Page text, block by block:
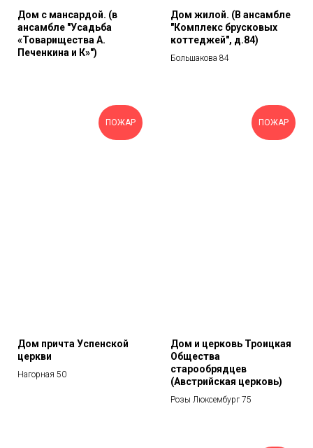
Дом с мансардой. (в
ансамбле "Усадьба
«Товарищества А.
Печенкина и К»")
Дом жилой. (В ансамбле
"Комплекс брусковых
коттеджей", д.84)
Большакова 84
ПОЖАР
Дом причта Успенской
церкви
Нагорная 50
ПОЖАР
Дом и церковь Троицкая
Общества
старообрядцев
(Австрийская церковь)
Розы Люксембург 75